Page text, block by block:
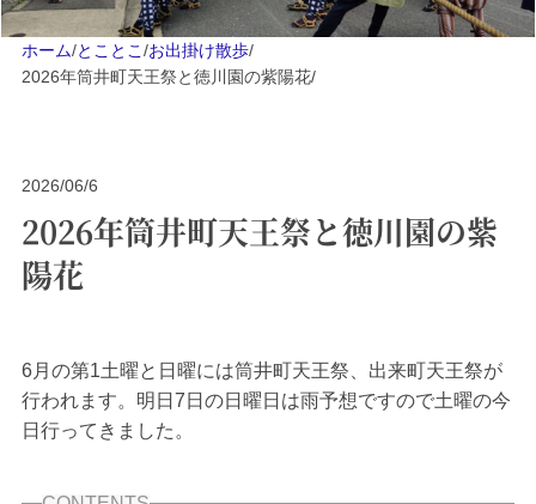
ホーム/とことこ /お出掛け散歩/
2026年筒井町天王祭と徳川園の紫陽花/
2026/06/6
2026年筒井町天王祭と徳川園の紫
陽花
6月の第1土曜と日曜には筒井町天王祭、出来町天王祭が
行われます。明日7日の日曜日は雨予想ですので土曜の今
日行ってきました。